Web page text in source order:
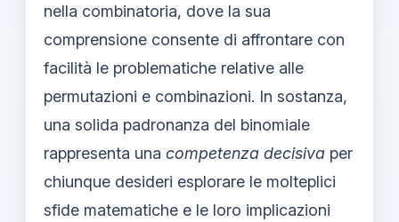
nella combinatoria, dove la sua
comprensione consente di affrontare con
facilità le problematiche relative alle
permutazioni e combinazioni. In sostanza,
una solida padronanza del binomiale
rappresenta una competenza decisiva per
chiunque desideri esplorare le molteplici
sfide matematiche e le loro implicazioni